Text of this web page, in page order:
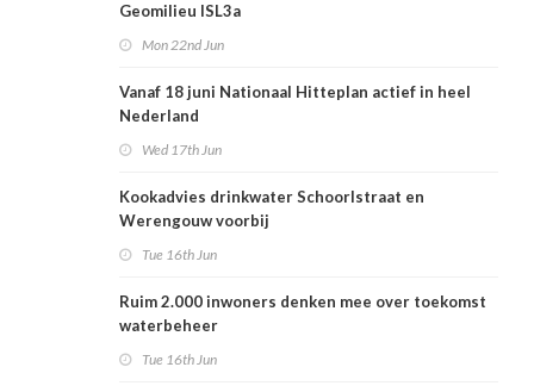
Geomilieu ISL3a
Mon 22nd Jun
Vanaf 18 juni Nationaal Hitteplan actief in heel
Nederland
Wed 17th Jun
Kookadvies drinkwater Schoorlstraat en
Werengouw voorbij
Tue 16th Jun
Ruim 2.000 inwoners denken mee over toekomst
waterbeheer
Tue 16th Jun